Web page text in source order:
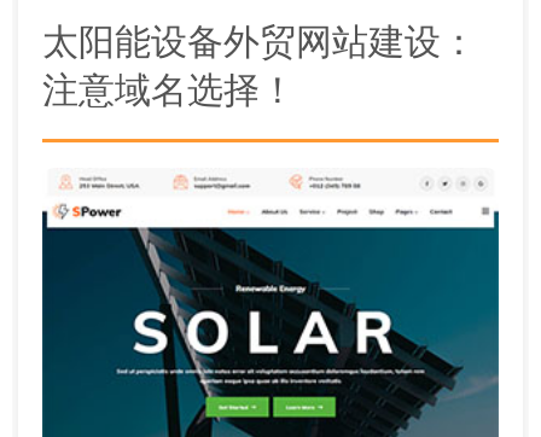
太阳能设备外贸网站建设：
注意域名选择！